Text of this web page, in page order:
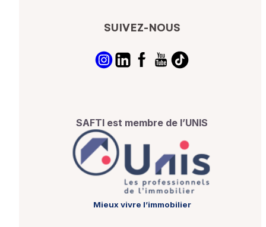
SUIVEZ-NOUS
SAFTI est membre de l’UNIS
Mieux vivre l’immobilier